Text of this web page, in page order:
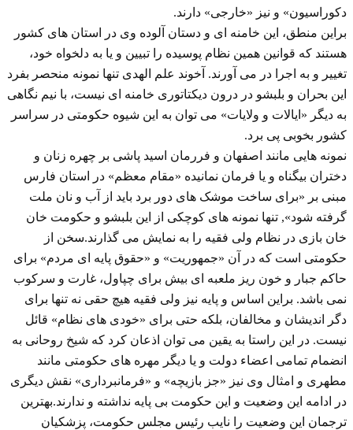
دکوراسیون» و نیز «خارجی» دارند.
براین منطق، این خامنه ای و دستان آلوده وی در استان های کشور
هستند که قوانین همین نظام پوسیده را تبیین و یا به دلخواه خود،
تغییر و به اجرا در می آورند. آخوند علم الهدی تنها نمونه منحصر بفرد
این بحران و بلبشو در درون دیکتاتوری خامنه ای نیست، با نیم نگاهی
به دیگر «ایالات و ولایات» می توان به این شیوه حکومتی در سراسر
کشور بخوبی پی برد.
نمونه هایی مانند اصفهان و فررمان اسید پاشی بر چهره زنان و
دختران بیگناه و یا فرمان نمانیده «مقام معظم» در استان فارس
مبنی بر «برای ساخت موشک های دور برد باید از آب و نان ملت
گرفته شود», تنها نمونه های کوچکی از این بلبشو و حکومت خان
خان بازی در نظام ولی فقیه را به نمایش می گذارند.سخن از
حکومتی است که در آن «جمهوریت» و «حقوق پایه ای مردم» برای
حاکم جبار و خون ریز ملعبه ای بیش برای چپاول، غارت و سرکوب
نمی باشد. براین اساس و پایه نیز ولی فقیه هیچ حقی نه تنها برای
دگر اندیشان و مخالفان، بلکه حتی برای «خودی های نظام» قائل
نیست. در این راستا به یقین می توان اذعان کرد که شیخ روحانی به
انضمام تمامی اعضاء دولت و یا دیگر مهره های حکومتی مانند
مطهری و امثال وی نیز «جز بازیچه» و «فرمانبرداری» نقش دیگری
در ادامه این وضعیت و این حکومت بی پایه نداشته و ندارند.بهترین
ترجمان این وضعیت را نایب رئیس مجلس حکومت، پزشکیان